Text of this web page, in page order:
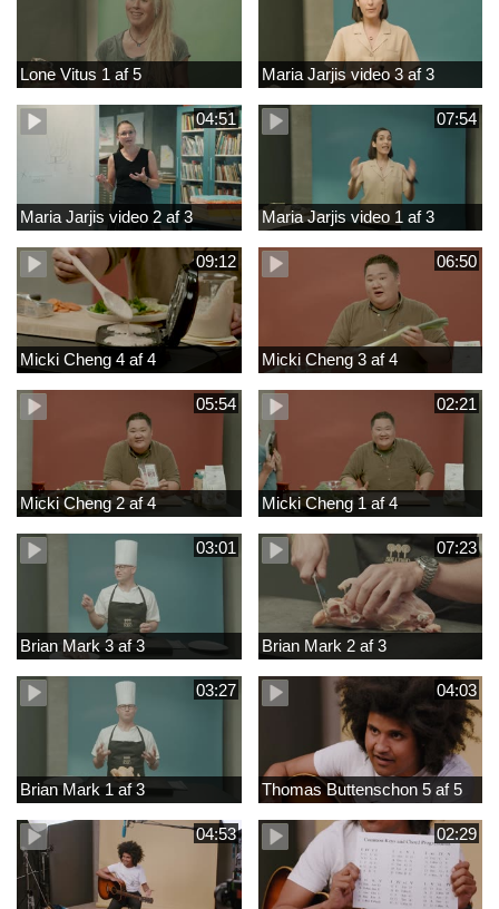
Lone Vitus 1 af 5 Maria Jarjis video 3 af 3
04:51
Maria Jarjis video 2 af 3
07:54
Maria Jarjis video 1 af 3
09:12
Micki Cheng 4 af 4
06:50
Micki Cheng 3 af 4
05:54
Micki Cheng 2 af 4
02:21
Micki Cheng 1 af 4
03:01
Brian Mark 3 af 3
07:23
Brian Mark 2 af 3
03:27
Brian Mark 1 af 3
04:03
Thomas Buttenschon 5 af 5
04:53 02:29